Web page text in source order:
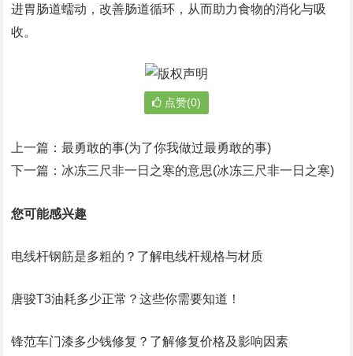
进胃肠道蠕动，改善肠道循环，从而助力食物的消化与吸
收。
点赞(0)
上一篇：最勇敢的事(为了你我做过最勇敢的事)
下一篇： 冰冻三尺非一日之寒的意思(冰冻三尺非一日之寒)
您可能感兴趣
电线杆钢筋是多粗的？了解电线杆规格与材质
唐骏T3油耗多少正常？这些你需要知道！
锋范车门漆多少钱修复？了解修复价格及影响因素